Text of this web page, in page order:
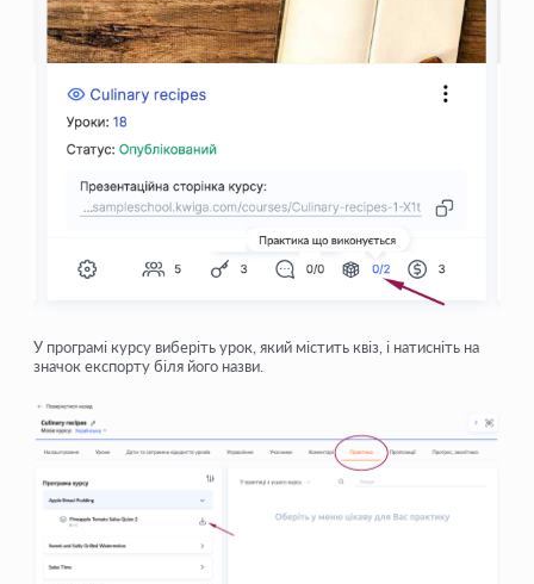
У програмі курсу виберіть урок, який містить квіз, і натисніть на
значок експорту біля його назви